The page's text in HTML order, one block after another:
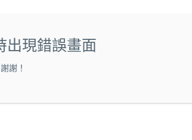
出現錯誤畫面
謝！